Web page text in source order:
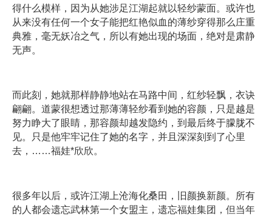
得什么模样，因为从她涉足江湖起就以轻纱蒙面。或许也
从来没有任何一个女子能把红艳似血的薄纱穿得那么庄重
典雅，毫无妖冶之气，所以有她出现的场面，绝对是肃静
无声。
而此刻，她就那样静静地站在马路中间，红纱轻飘，衣诀
翩翩。道蒙很想透过那薄薄轻纱看到她的容颜，只是越是
努力睁大了眼睛，那容颜却越发隐约，到最后终于朦胧不
见。只是他牢牢记住了她的名字，并且深深刻到了心里
去，……福娃*欣欣。
很多年以后，或许江湖上沧海化桑田，旧颜换新颜。所有
的人都会遗忘武林第一个女盟主，遗忘福娃集团，但当年